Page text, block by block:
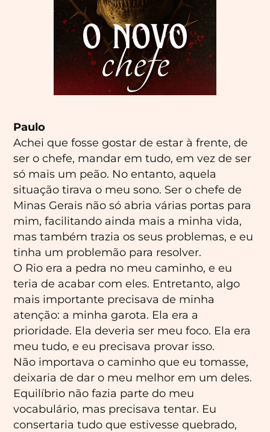
Menu
Principal
Paulo
Achei que fosse gostar de estar à frente, de
ser o chefe, mandar em tudo, em vez de ser
só mais um peão. No entanto, aquela
situação tirava o meu sono. Ser o chefe de
Minas Gerais não só abria várias portas para
mim, facilitando ainda mais a minha vida,
mas também trazia os seus problemas, e eu
tinha um problemão para resolver.
O Rio era a pedra no meu caminho, e eu
teria de acabar com eles. Entretanto, algo
mais importante precisava de minha
atenção: a minha garota. Ela era a
prioridade. Ela deveria ser meu foco. Ela era
meu tudo, e eu precisava provar isso.
Não importava o caminho que eu tomasse,
deixaria de dar o meu melhor em um deles.
Equilíbrio não fazia parte do meu
vocabulário, mas precisava tentar. Eu
consertaria tudo que estivesse quebrado,